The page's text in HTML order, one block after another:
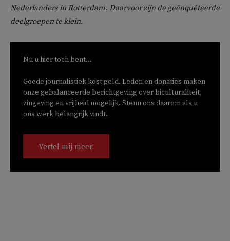
Nederlanders in Rotterdam. Daarvoor zijn de geënquêteerde
deelgroepen te klein.
Nu u hier toch bent...
Goede journalistiek kost geld. Leden en donaties maken
onze gebalanceerde berichtgeving over biculturaliteit,
zingeving en vrijheid mogelijk. Steun ons daarom als u
ons werk belangrijk vindt.
Vertel mij meer!